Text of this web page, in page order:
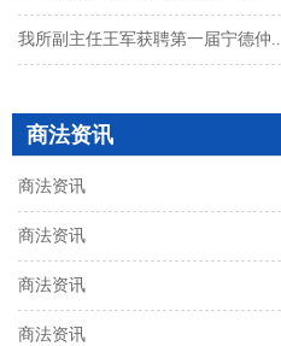
我所副主任王军获聘第一届宁德仲..
商法资讯
商法资讯
商法资讯
商法资讯
商法资讯